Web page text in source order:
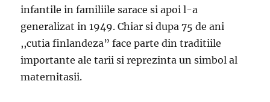
infantile in familiile sarace si apoi l-a
generalizat in 1949. Chiar si dupa 75 de ani
,,cutia finlandeza” face parte din traditiile
importante ale tarii si reprezinta un simbol al
maternitasii.